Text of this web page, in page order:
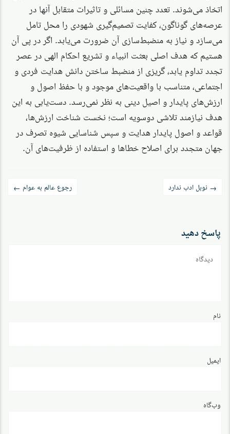
اتخاذ می‌شوند. تعدد چنین مسائلی و تاثیرات متقابل آنها در
عرصه‌های گوناگون، کفایت تصمیم‌گیری شهودی را محل تامل
می‌سازد و نیاز به منضبط‌سازی آن ضرورت می‌یابد. اگر در پی آن
هستیم که هدف اصلی بعثت انبیاء و تشریع احکام الهی در عصر
تجدد تداوم یابد، گریزی از منضبط‌ ساختن دانش هدایت فردی و
اجتماعی، متناسب با واقعیت‌های موجود و با حفظ اصول و
ارزش‌های پایدار و اصیل دینی به نظر نمی‌رسد. دست‌یابی به این
هدف نیازمند تلاشی دوسویه است؛ نخست شناخت ارزش‌ها،
قواعد و اصول پایدار هدایت و سپس شناسایی شیوه تصرف در
جهان متجدد برای اصلاح خطاها و استفاده از ظرفیت‌های آن.
راه‌بری
→ نوبل ادب ندارد رجوع عالم به عوام ←
پاسخ دهید
نام
ایمیل
وب‌گاه